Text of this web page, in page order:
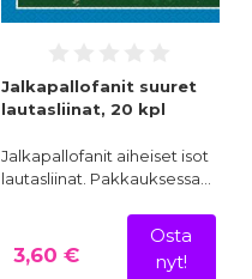
Jalkapallofanit suuret
lautasliinat, 20 kpl
Jalkapallofanit aiheiset isot
lautasliinat. Pakkauksessa…
3,60 €
Osta
nyt!